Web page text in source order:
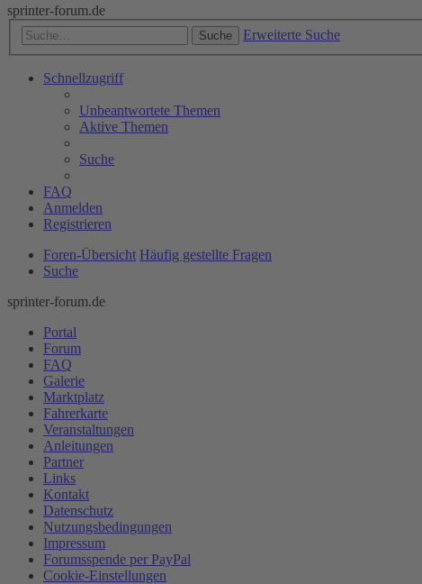
sprinter-forum.de
Suche Erweiterte Suche
Schnellzugriff
Unbeantwortete Themen
Aktive Themen
Suche
FAQ
Anmelden
Registrieren
Foren-Übersicht Häufig gestellte Fragen
Suche
sprinter-forum.de
Portal
Forum
FAQ
Galerie
Marktplatz
Fahrerkarte
Veranstaltungen
Anleitungen
Partner
Links
Kontakt
Datenschutz
Nutzungsbedingungen
Impressum
Forumsspende per PayPal
Cookie-Einstellungen